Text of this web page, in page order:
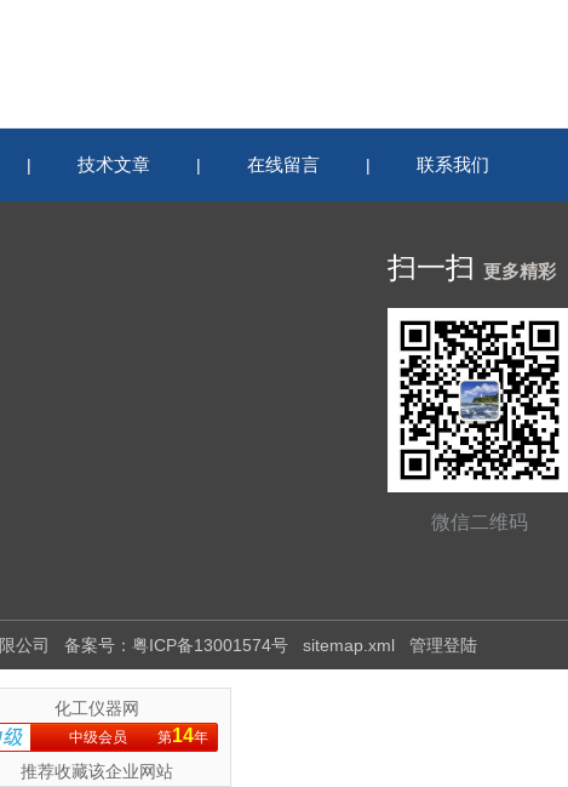
| 技术文章 | 在线留言 | 联系我们
扫一扫 更多精彩
微信二维码
公司 备案号：粤ICP备13001574号 sitemap.xml 管理登陆
化工仪器网
中级会员 第14年
推荐收藏该企业网站